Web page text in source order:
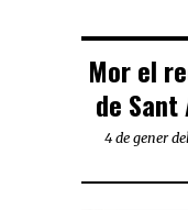
Mor el
de Sant
4 de gener